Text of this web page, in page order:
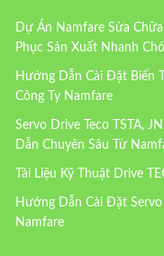
Dự Án Namfare Sửa
Phục Sản Xuất Nhanh
Hướng Dẫn Cài Đặt Biến
Công Ty Namfare
Servo Drive Teco TSTA,
Dẫn Chuyên Sâu Từ
Tài Liệu Kỹ Thuật Drive
Hướng Dẫn Cài Đặt Servo
Namfare